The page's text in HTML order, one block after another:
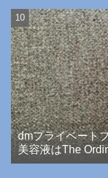
dmプライベート
美容液はThe